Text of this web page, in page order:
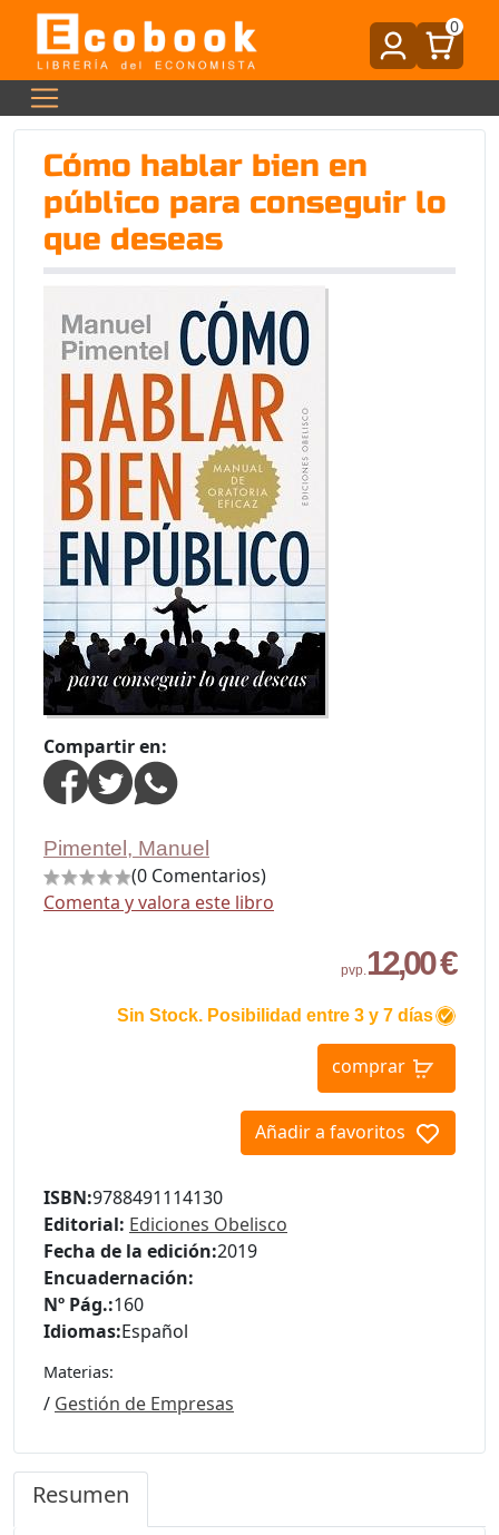
0
Cómo hablar bien en
público para conseguir lo
que deseas
Compartir en:
Pimentel, Manuel
(0 Comentarios)
Comenta y valora este libro
pvp.12,00 €
Sin Stock. Posibilidad entre 3 y 7 días
comprar
Añadir a favoritos
ISBN:9788491114130
Editorial: Ediciones Obelisco
Fecha de la edición:2019
Encuadernación:
Nº Pág.:160
Idiomas:Español
Materias:
/ Gestión de Empresas
Resumen